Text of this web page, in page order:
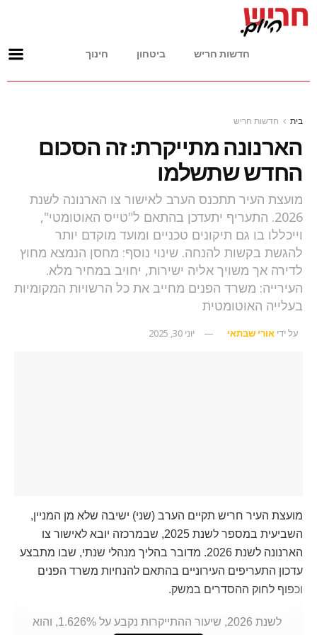
חדשות חריש ביטחון חינוך
בית חדשות חריש
הארנונה מתייקרת: זה הסכום
החדש שתשלמו
מועצת העיר תתכנס הערב לאישור צו הארנונה לשנת
2026. התעריף יתעדכן בהתאם ל"טייס האוטומטי",
וייכללו בו גם תיקונים טכניים ומועד מוקדם יותר
להגשת בקשות להנחה. שינוי נוסף: מחסן הנמצא מחוץ
לדירה אך משויך אליה ישירות, יחויב במחיר מלא.
העירייה: משרד הפנים מחייב את כל הרשויות המקומיות
בעלייה האוטומטית
על ידי אורי שבתאי יוני 30, 2025
מועצת העיר חריש תקיים הערב (שני) ישיבה שלא מן המניין,
השביעית במספר לשנת 2025, שבמרכזה יובא לאישור צו
הארנונה לשנת 2026. מדובר בהליך מנהלי שנתי, שבו מתבצע
עדכון התעריפים העירוניים בהתאם להנחיות משרד הפנים
וכפוף לחוק ההסדרים במשק.
לשנת 2026, שיעור ההתייקרות נקבע על 1.626%, והוא